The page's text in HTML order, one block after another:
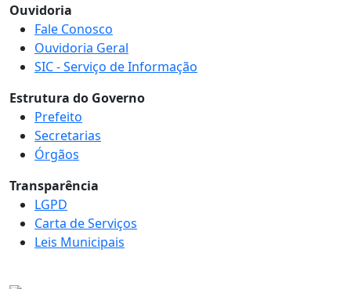
Ouvidoria
Fale Conosco
Ouvidoria Geral
SIC - Serviço de Informação
Estrutura do Governo
Prefeito
Secretarias
Órgãos
Transparência
LGPD
Carta de Serviços
Leis Municipais